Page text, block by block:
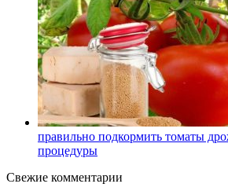
правильно подкормить томаты
процедуры
Свежие комментарии